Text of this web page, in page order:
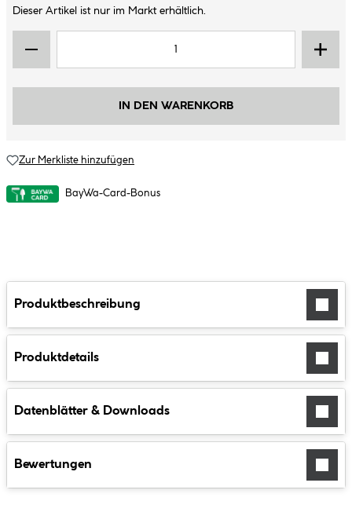
Dieser Artikel ist nur im Markt erhältlich.
IN DEN WARENKORB
Zur Merkliste hinzufügen
BayWa-Card-Bonus
Produktbeschreibung
Produktdetails
Datenblätter & Downloads
Bewertungen